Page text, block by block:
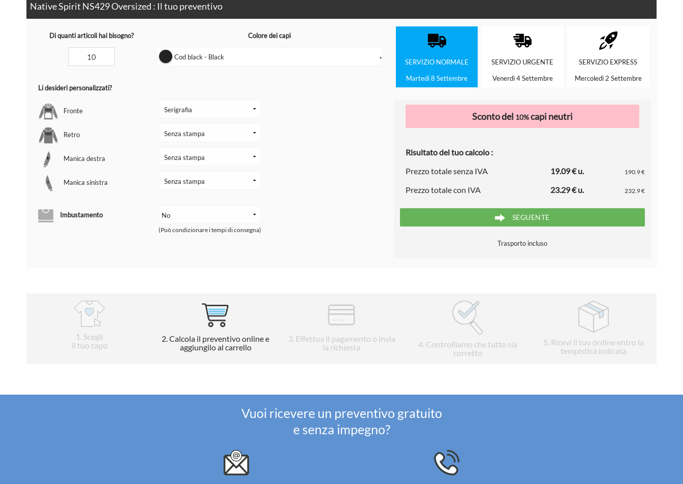
Native Spirit NS429 Oversized : Il tuo preventivo
Di quanti articoli hai bisogno? Colore dei capi
Cod black - Black ▼
Li desideri personalizzati?
Fronte
Retro
Manica destra
Manica sinistra
Imbustamento
(Può condizionare i tempi di consegna)
SERVIZIO NORMALE
Martedì 8 Settembre
SERVIZIO URGENTE
Venerdì 4 Settembre
SERVIZIO EXPRESS
Mercoledì 2 Settembre
Sconto del 10%capi neutri
Risultato del tuo calcolo :
Prezzo totale senza IVA
19.09 € u. 190.9 €
Prezzo totale con IVA 23.29 € u. 232.9 €
SEGUENTE
Trasporto incluso
1 . Scegli
il tuo capo
2. Calcola il preventivo online e
aggiungilo al carrello
3. Effettua il pagamento o invia
la richiesta
4. Controlliamo che tutto sia
corretto
5. Ricevi il tuo ordine entro la
tempistica indicata
Vuoi ricevere un preventivo gratuito
e senza impegno?